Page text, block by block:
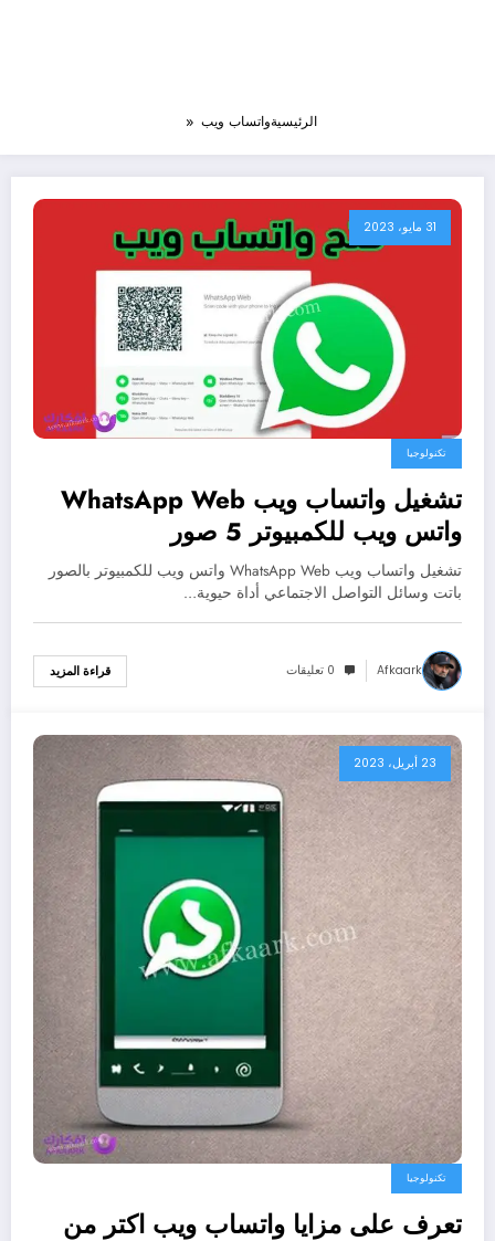
الرئيسيةواتساب ويب
31 مايو، 2023
تكنولوجيا
تشغيل واتساب ويب WhatsApp Web
واتس ويب للكمبيوتر 5 صور
تشغيل واتساب ويب WhatsApp Web واتس ويب للكمبيوتر بالصور
باتت وسائل التواصل الاجتماعي أداة حيوية…
Afkaark 0 تعليقات قراءة المزيد
23 أبريل، 2023
تكنولوجيا
تعرف على مزايا واتساب ويب اكتر من